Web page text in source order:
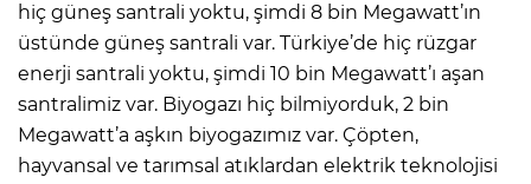
hiç güneş santrali yoktu, şimdi 8 bin Megawatt’ın
üstünde güneş santrali var. Türkiye’de hiç rüzgar
enerji santrali yoktu, şimdi 10 bin Megawatt’ı aşan
santralimiz var. Biyogazı hiç bilmiyorduk, 2 bin
Megawatt’a aşkın biyogazımız var. Çöpten,
hayvansal ve tarımsal atıklardan elektrik teknolojisi